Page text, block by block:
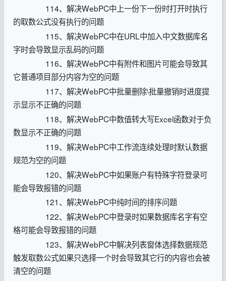
114、解决WebPC中上一份下一份时打开时执行
的取数公式没有执行的问题
115、解决WebPC中在URL中加入中文数据库名
字时会导致显示乱码的问题
116、解决WebPC中有附件和图片可能会导致其
它普通项目部分内容为空的问题
117、解决WebPC中批量删除\批量撤销时进度提
示显示不正确的问题
118、解决WebPC中数值转大写Excel函数对于负
数显示不正确的问题
119、解决WebPC中工作流连续处理时默认数据
规范为空的问题
120、解决WebPC中如果账户有特殊字符登录可
能会导致报错的问题
121、解决WebPC中纯时间的排序问题
122、解决WebPC中登录时如果数据库名字有空
格可能会导致报错的问题
123、解决WebPC中解决列表窗体选择数据规范
触发取数公式如果只选择一个时会导致其它行的内容也会被
清空的问题